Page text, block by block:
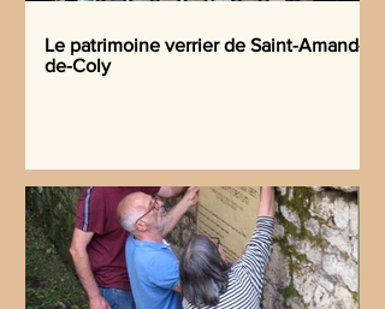
Le patrimoine verrier de Saint-Amand-
de-Coly